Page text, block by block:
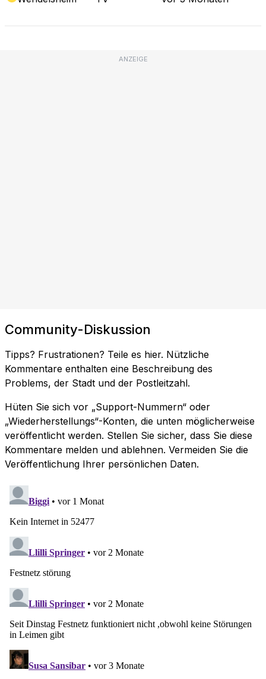
ANZEIGE
Community-Diskussion
Tipps? Frustrationen? Teile es hier. Nützliche
Kommentare enthalten eine Beschreibung des
Problems, der Stadt und der Postleitzahl.
Hüten Sie sich vor „Support-Nummern“ oder
„Wiederherstellungs“-Konten, die unten möglicherweise
veröffentlicht werden. Stellen Sie sicher, dass Sie diese
Kommentare melden und ablehnen. Vermeiden Sie die
Veröffentlichung Ihrer persönlichen Daten.